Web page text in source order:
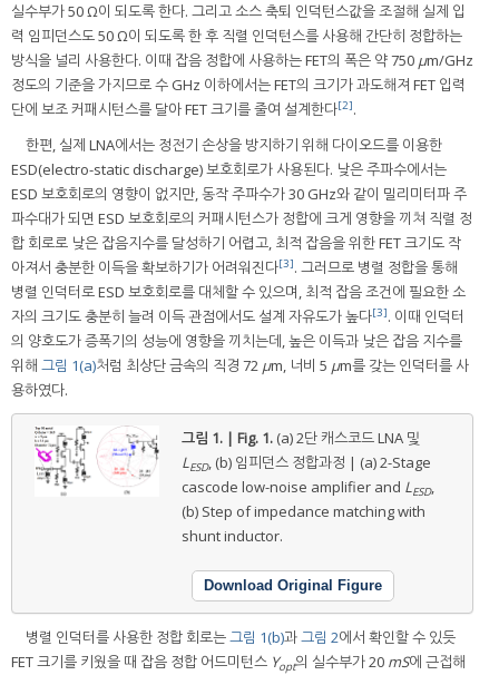
실수부가 50 Ω이 되도록 한다. 그리고 소스 축퇴 인덕턴스값을 조절해 실제 입
력 임피던스도 50 Ω이 되도록 한 후 직렬 인덕턴스를 사용해 간단히 정합하는
방식을 널리 사용한다. 이때 잡음 정합에 사용하는 FET의 폭은 약 750 μm/GHz
정도의 기준을 가지므로 수 GHz 이하에서는 FET의 크기가 과도해져 FET 입력
단에 보조 커패시턴스를 달아 FET 크기를 줄여 설계한다[2].
한편, 실제 LNA에서는 정전기 손상을 방지하기 위해 다이오드를 이용한
ESD(electro-static discharge) 보호회로가 사용된다. 낮은 주파수에서는
ESD 보호회로의 영향이 없지만, 동작 주파수가 30 GHz와 같이 밀리미터파 주
파수대가 되면 ESD 보호회로의 커패시턴스가 정합에 크게 영향을 끼쳐 직렬 정
합 회로로 낮은 잡음지수를 달성하기 어렵고, 최적 잡음을 위한 FET 크기도 작
아져서 충분한 이득을 확보하기가 어려워진다[3]. 그러므로 병렬 정합을 통해
병렬 인덕터로 ESD 보호회로를 대체할 수 있으며, 최적 잡음 조건에 필요한 소
자의 크기도 충분히 늘려 이득 관점에서도 설계 자유도가 높다[3]. 이때 인덕터
의 양호도가 증폭기의 성능에 영향을 끼치는데, 높은 이득과 낮은 잡음 지수를
위해 그림 1(a)처럼 최상단 금속의 직경 72 μm, 너비 5 μm를 갖는 인덕터를 사
용하였다.
그림 1. | Fig. 1. (a) 2단 캐스코드 LNA 및
LESD, (b) 임피던스 정합과정 | (a) 2-Stage
cascode low-noise amplifier and LESD,
(b) Step of impedance matching with
shunt inductor.
Download Original Figure
병렬 인덕터를 사용한 정합 회로는그림 1(b)과그림 2에서 확인할 수 있듯
FET 크기를 키웠을 때 잡음 정합 어드미턴스 Yopt의 실수부가 20 mS에 근접해